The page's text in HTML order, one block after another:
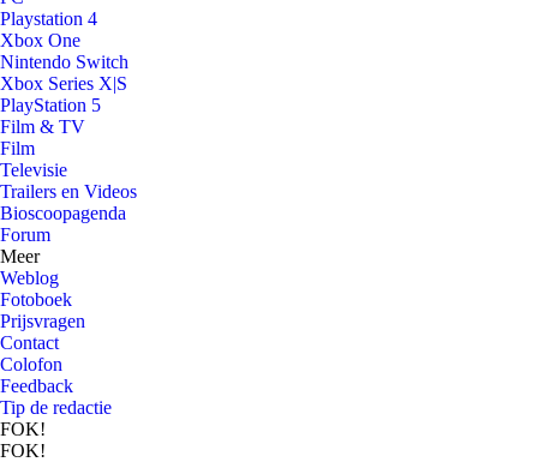
Playstation 4
Xbox One
Nintendo Switch
Xbox Series X|S
PlayStation 5
Film & TV
Film
Televisie
Trailers en Videos
Bioscoopagenda
Forum
Meer
Weblog
Fotoboek
Prijsvragen
Contact
Colofon
Feedback
Tip de redactie
FOK!
FOK!